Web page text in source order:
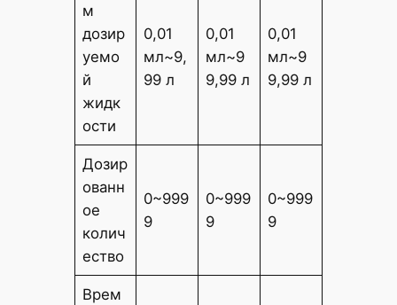
м
дозир
уемо
й
жидк
ости
0,01
мл~9,
99 л
0,01
мл~9
9,99 л
0,01
мл~9
9,99 л
Дозир
ованн
ое
колич
ество
0~999
9
0~999
9
0~999
9
Врем